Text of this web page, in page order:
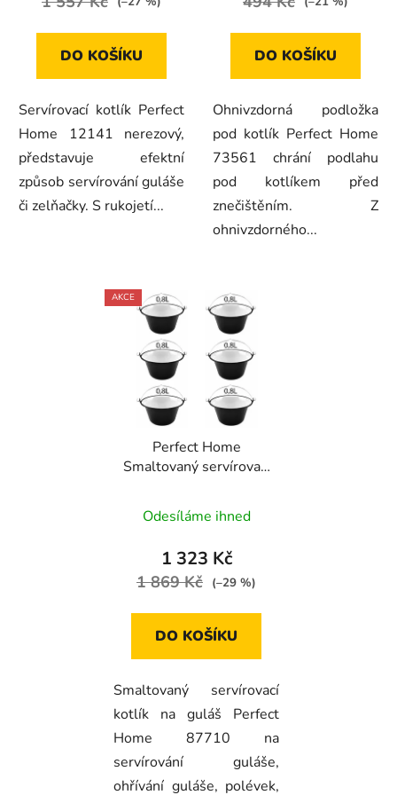
DO KOŠÍKU
Servírovací kotlík Perfect
Home 12141 nerezový,
představuje efektní
způsob servírování guláše
či zelňačky. S rukojetí...
DO KOŠÍKU
Ohnivzdorná podložka
pod kotlík Perfect Home
73561 chrání podlahu
pod kotlíkem před
znečištěním. Z
ohnivzdorného...
AKCE
Perfect Home
Smaltovaný servírovací
87710
Odesíláme ihned
1 323 Kč
1 869 Kč (–29 %)
DO KOŠÍKU
Smaltovaný servírovací
kotlík na guláš Perfect
Home 87710 na
servírování guláše,
ohřívání guláše, polévek,